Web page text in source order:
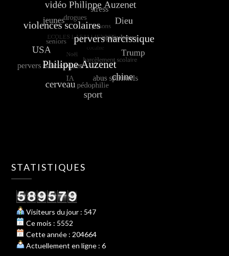
STATISTIQUES
Visiteurs du jour : 547
Ce mois : 5552
Cette année : 204664
Actuellement en ligne : 6